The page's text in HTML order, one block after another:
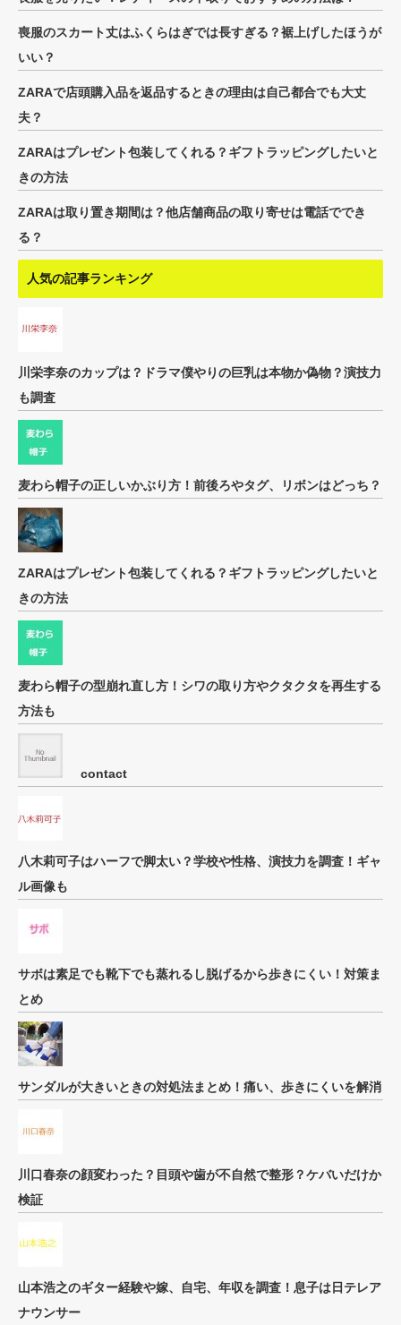
喪服のスカート丈はふくらはぎでは長すぎる？裾上げしたほうが
いい？
ZARAで店頭購入品を返品するときの理由は自己都合でも大丈
夫？
ZARAはプレゼント包装してくれる？ギフトラッピングしたいと
きの方法
ZARAは取り置き期間は？他店舗商品の取り寄せは電話ででき
る？
人気の記事ランキング
川栄李奈のカップは？ドラマ僕やりの巨乳は本物か偽物？演技力
も調査
麦わら帽子の正しいかぶり方！前後ろやタグ、リボンはどっち？
ZARAはプレゼント包装してくれる？ギフトラッピングしたいと
きの方法
麦わら帽子の型崩れ直し方！シワの取り方やクタクタを再生する
方法も
contact
八木莉可子はハーフで脚太い？学校や性格、演技力を調査！ギャ
ル画像も
サボは素足でも靴下でも蒸れるし脱げるから歩きにくい！対策ま
とめ
サンダルが大きいときの対処法まとめ！痛い、歩きにくいを解消
川口春奈の顔変わった？目頭や歯が不自然で整形？ケバいだけか
検証
山本浩之のギター経験や嫁、自宅、年収を調査！息子は日テレア
ナウンサー